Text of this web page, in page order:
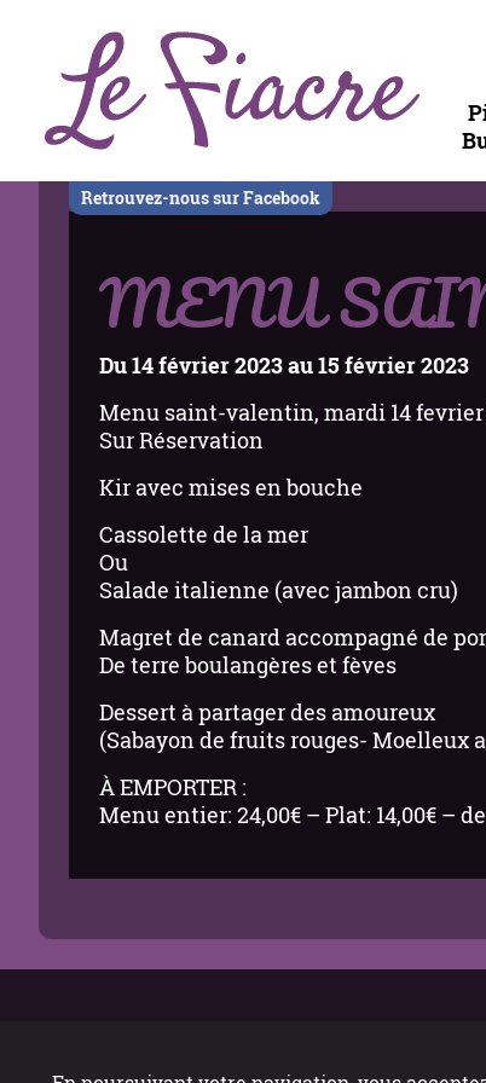
Retrouvez-nous sur Facebook
MENU
Du14 février 2023au15 février 2023
Menu saint-valentin, mardi 14 fevrier
Sur Réservation
Kir avec mises en bouche
Cassolette de la mer
Ou
Salade italienne (avec jambon cru)
Magret de canard accompagné de
De terre boulangères et fèves
Dessert à partager des amoureux
(Sabayon de fruits rouges- Moelleux
À EMPORTER :
Menu entier: 24,00€ – Plat: 14,00€ –